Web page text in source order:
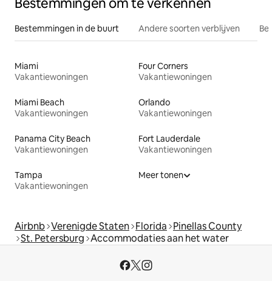
Bestemmingen in de buurt Andere soorten verblijven
Miami
Vakantiewoningen
Four Corners
Vakantiewoningen
Miami Beach
Vakantiewoningen
Orlando
Vakantiewoningen
Panama City Beach
Vakantiewoningen
Fort Lauderdale
Vakantiewoningen
Tampa
Vakantiewoningen
Meer tonen
Airbnb Verenigde Staten Florida Pinellas County
St. Petersburg Accommodaties aan het water